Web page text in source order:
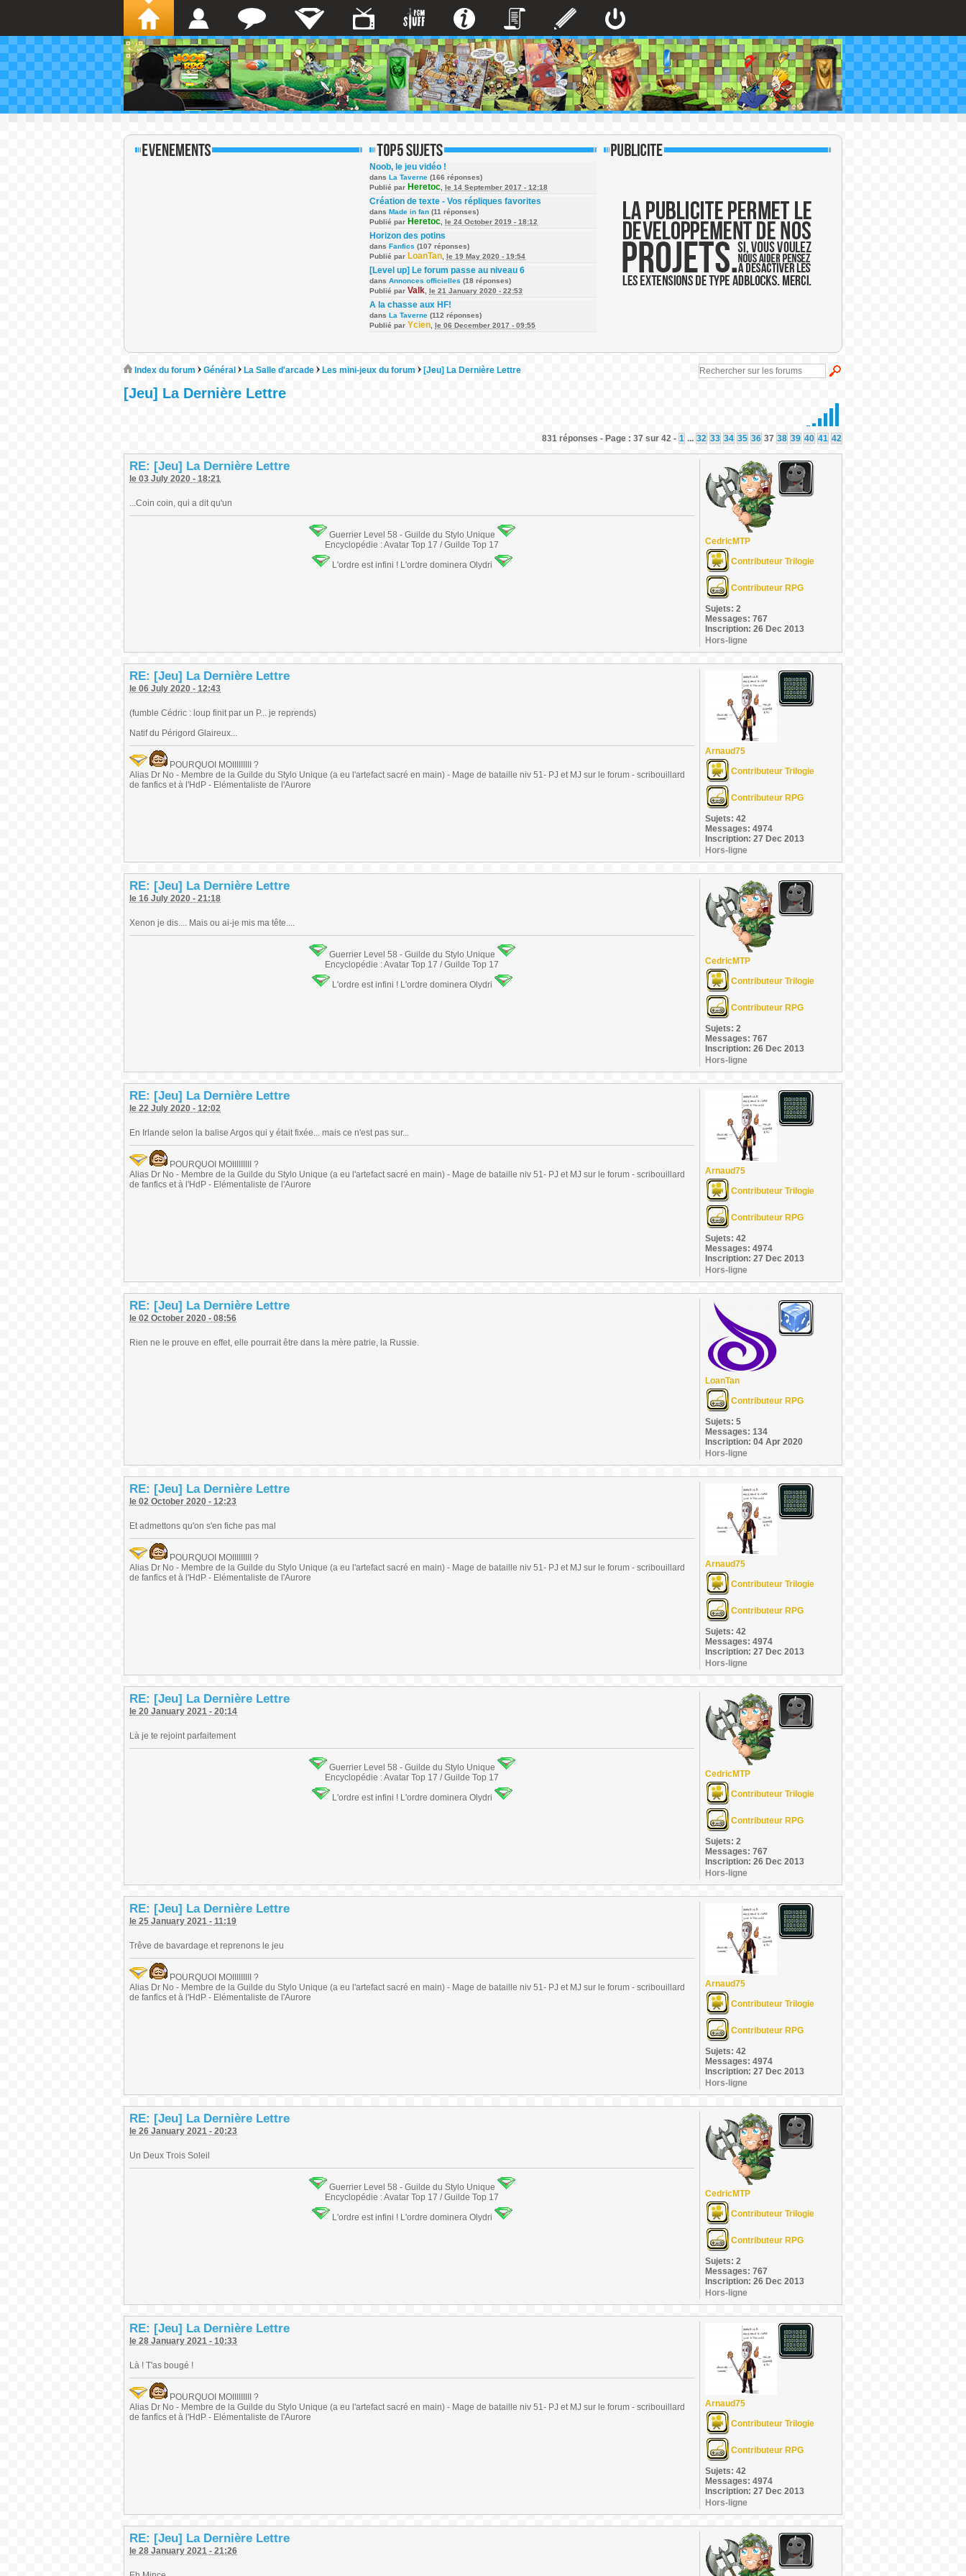
Noob, le jeu vidéo !
dans La Taverne (166 réponses)
Publié par Heretoc le 14 September 2017 - 12:18
Création de texte - Vos répliques favorites
dans Made in fan (11 réponses)
Publié par Heretoc le 24 October 2019 - 18:12
Horizon des potins
dans Fanfics (107 réponses)
Publié par LoanTan le 19 May 2020 - 19:54
[Level up] Le forum passe au niveau 6
dans Annonces officielles (18 réponses)
Publié par Valk le 21 January 2020 - 22:53
A la chasse aux HF!
dans La Taverne (112 réponses)
Publié par Ycien le 06 December 2017 - 09:55
Index du forum Général La Salle d'arcade Les mini-jeux du forum [Jeu] La Dernière Lettre
[Jeu] La Dernière Lettre
831 réponses - Page : 37 sur 42 - 1 ... 32 33 34 35 36 37 38 39 40 41 42
RE: [Jeu] La Dernière Lettre
le 03 July 2020 - 18:21
...Coin coin, qui a dit qu'un
Guerrier Level 58 - Guilde du Stylo Unique
Encyclopédie : Avatar Top 17 / Guilde Top 17
L'ordre est infini ! L'ordre dominera Olydri
CedricMTP
Contributeur Trilogie
Contributeur RPG
Sujets: 2
Messages: 767
Inscription: 26 Dec 2013
Hors-ligne
RE: [Jeu] La Dernière Lettre
le 06 July 2020 - 12:43
(fumble Cédric : loup finit par un P... je reprends)
Natif du Périgord Glaireux...
POURQUOI MOIIIIIIIII ?
Alias Dr No - Membre de la Guilde du Stylo Unique (a eu l'artefact sacré en main) - Mage de bataille niv 51- PJ et MJ sur le forum - scribouillard
de fanfics et à l'HdP - Elémentaliste de l'Aurore
Arnaud75
Contributeur Trilogie
Contributeur RPG
Sujets: 42
Messages: 4974
Inscription: 27 Dec 2013
Hors-ligne
RE: [Jeu] La Dernière Lettre
le 16 July 2020 - 21:18
Xenon je dis.... Mais ou ai-je mis ma tête....
Guerrier Level 58 - Guilde du Stylo Unique
Encyclopédie : Avatar Top 17 / Guilde Top 17
L'ordre est infini ! L'ordre dominera Olydri
CedricMTP
Contributeur Trilogie
Contributeur RPG
Sujets: 2
Messages: 767
Inscription: 26 Dec 2013
Hors-ligne
RE: [Jeu] La Dernière Lettre
le 22 July 2020 - 12:02
En Irlande selon la balise Argos qui y était fixée... mais ce n'est pas sur...
POURQUOI MOIIIIIIIII ?
Alias Dr No - Membre de la Guilde du Stylo Unique (a eu l'artefact sacré en main) - Mage de bataille niv 51- PJ et MJ sur le forum - scribouillard
de fanfics et à l'HdP - Elémentaliste de l'Aurore
Arnaud75
Contributeur Trilogie
Contributeur RPG
Sujets: 42
Messages: 4974
Inscription: 27 Dec 2013
Hors-ligne
RE: [Jeu] La Dernière Lettre
le 02 October 2020 - 08:56
Rien ne le prouve en effet, elle pourrait être dans la mère patrie, la Russie.
LoanTan
Contributeur RPG
Sujets: 5
Messages: 134
Inscription: 04 Apr 2020
Hors-ligne
RE: [Jeu] La Dernière Lettre
le 02 October 2020 - 12:23
Et admettons qu'on s'en fiche pas mal
POURQUOI MOIIIIIIIII ?
Alias Dr No - Membre de la Guilde du Stylo Unique (a eu l'artefact sacré en main) - Mage de bataille niv 51- PJ et MJ sur le forum - scribouillard
de fanfics et à l'HdP - Elémentaliste de l'Aurore
Arnaud75
Contributeur Trilogie
Contributeur RPG
Sujets: 42
Messages: 4974
Inscription: 27 Dec 2013
Hors-ligne
RE: [Jeu] La Dernière Lettre
le 20 January 2021 - 20:14
Là je te rejoint parfaitement
Guerrier Level 58 - Guilde du Stylo Unique
Encyclopédie : Avatar Top 17 / Guilde Top 17
L'ordre est infini ! L'ordre dominera Olydri
CedricMTP
Contributeur Trilogie
Contributeur RPG
Sujets: 2
Messages: 767
Inscription: 26 Dec 2013
Hors-ligne
RE: [Jeu] La Dernière Lettre
le 25 January 2021 - 11:19
Trêve de bavardage et reprenons le jeu
POURQUOI MOIIIIIIIII ?
Alias Dr No - Membre de la Guilde du Stylo Unique (a eu l'artefact sacré en main) - Mage de bataille niv 51- PJ et MJ sur le forum - scribouillard
de fanfics et à l'HdP - Elémentaliste de l'Aurore
Arnaud75
Contributeur Trilogie
Contributeur RPG
Sujets: 42
Messages: 4974
Inscription: 27 Dec 2013
Hors-ligne
RE: [Jeu] La Dernière Lettre
le 26 January 2021 - 20:23
Un Deux Trois Soleil
Guerrier Level 58 - Guilde du Stylo Unique
Encyclopédie : Avatar Top 17 / Guilde Top 17
L'ordre est infini ! L'ordre dominera Olydri
CedricMTP
Contributeur Trilogie
Contributeur RPG
Sujets: 2
Messages: 767
Inscription: 26 Dec 2013
Hors-ligne
RE: [Jeu] La Dernière Lettre
le 28 January 2021 - 10:33
Là ! T'as bougé !
POURQUOI MOIIIIIIIII ?
Alias Dr No - Membre de la Guilde du Stylo Unique (a eu l'artefact sacré en main) - Mage de bataille niv 51- PJ et MJ sur le forum - scribouillard
de fanfics et à l'HdP - Elémentaliste de l'Aurore
Arnaud75
Contributeur Trilogie
Contributeur RPG
Sujets: 42
Messages: 4974
Inscription: 27 Dec 2013
Hors-ligne
RE: [Jeu] La Dernière Lettre
le 28 January 2021 - 21:26